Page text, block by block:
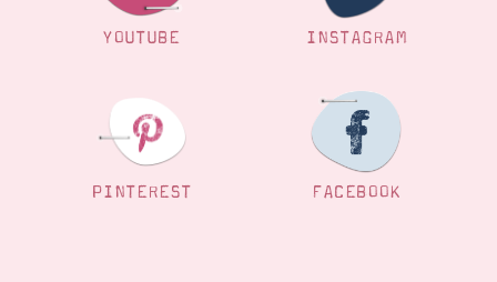
YOUTUBE INSTAGRAM
PINTEREST FACEBOOK